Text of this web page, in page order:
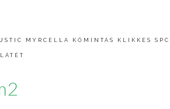
MYRCELLA KŐMINTÁS KLIKKES SPC